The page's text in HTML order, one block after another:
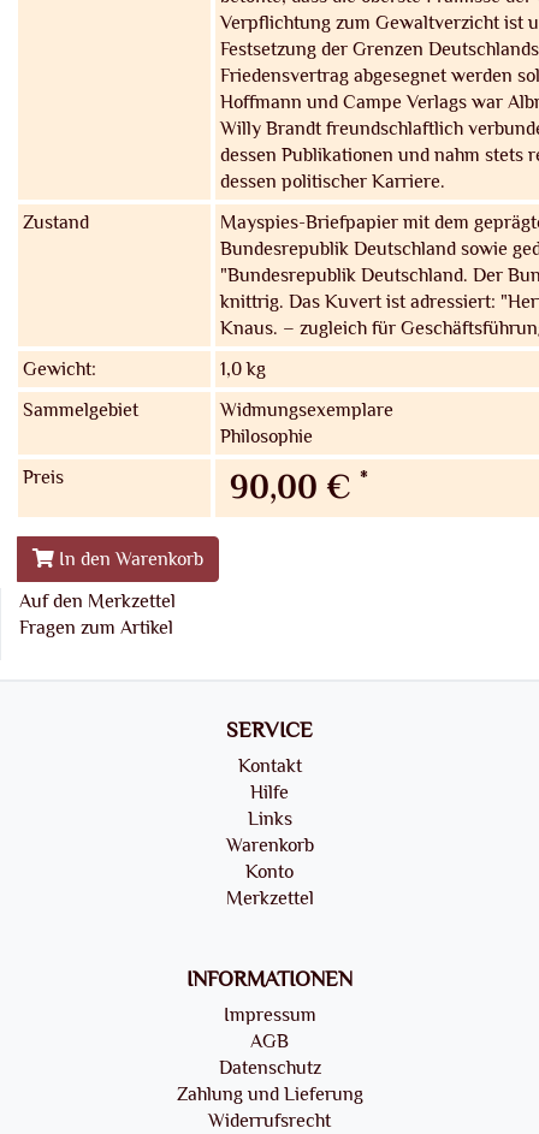
Verpflichtung zum Gewaltverzicht ist
Festsetzung der Grenzen
Friedensvertrag abgesegnet werden
Hoffmann und Campe Verlags war
Willy Brandt freundschlaftlich
dessen Publikationen und nahm stets
dessen politischer Karriere.
Zustand
Mayspies-Briefpapier mit dem
Bundesrepublik Deutschland sowie
"Bundesrepublik Deutschland. Der
knittrig. Das Kuvert ist adressiert:
Knaus. – zugleich für
Gewicht:
1,0 kg
Sammelgebiet
Widmungsexemplare
Philosophie
Preis
90,00 € *
In den Warenkorb
Auf den Merkzettel
Fragen zum Artikel
SERVICE
Kontakt
Hilfe
Links
Warenkorb
Konto
Merkzettel
INFORMATIONEN
Impressum
AGB
Datenschutz
Zahlung und Lieferung
Widerrufsrecht